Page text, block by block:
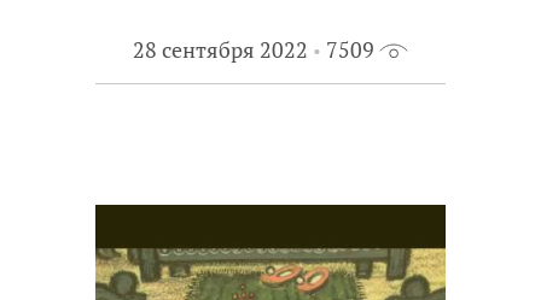
28 сентября 2022 7509